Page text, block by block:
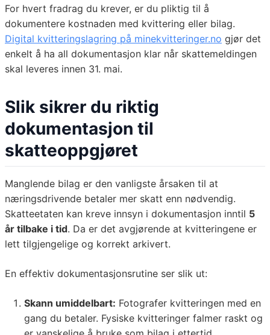
For hvert fradrag du krever, er du pliktig til å
dokumentere kostnaden med kvittering eller bilag.
Digital kvitteringslagring på minekvitteringer.no gjør det
enkelt å ha all dokumentasjon klar når skattemeldingen
skal leveres innen 31. mai.
Slik sikrer du riktig
dokumentasjon til
skatteoppgjøret
Manglende bilag er den vanligste årsaken til at
næringsdrivende betaler mer skatt enn nødvendig.
Skatteetaten kan kreve innsyn i dokumentasjon inntil 5
år tilbake i tid. Da er det avgjørende at kvitteringene er
lett tilgjengelige og korrekt arkivert.
En effektiv dokumentasjonsrutine ser slik ut:
Skann umiddelbart: Fotografer kvitteringen med en
gang du betaler. Fysiske kvitteringer falmer raskt og